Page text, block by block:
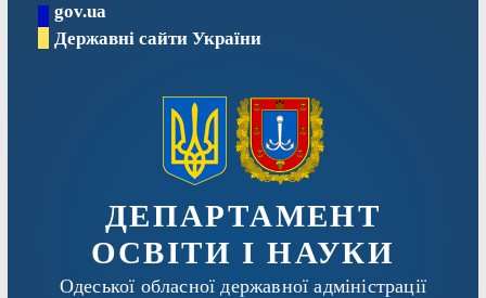
Перейтиgov.ua
Державні сайти України
ДЕПАРТАМЕНТ
ОСВІТИ І НАУКИ
Одеської обласної державної адміністрації